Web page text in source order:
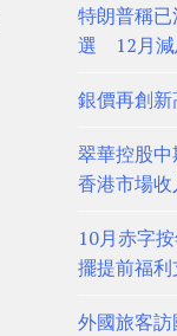
特朗普稱
選 12月減
銀價再創
翠華控股
香港市場
10月赤字
擺提前福利
外國旅客